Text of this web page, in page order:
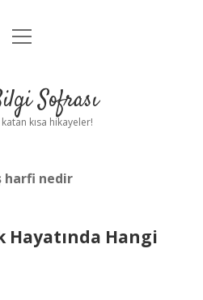
Anasayfa
Uyarı
menüyü
Sofrası
kısa hikayeler!
harfi nedir
Hayatında Hangi